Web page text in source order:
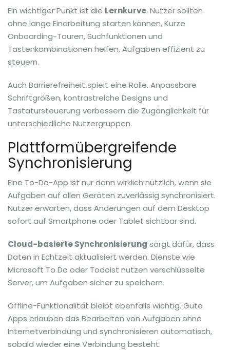
Ein wichtiger Punkt ist die Lernkurve. Nutzer sollten
ohne lange Einarbeitung starten können. Kurze
Onboarding-Touren, Suchfunktionen und
Tastenkombinationen helfen, Aufgaben effizient zu
steuern.
Auch Barrierefreiheit spielt eine Rolle. Anpassbare
Schriftgrößen, kontrastreiche Designs und
Tastatursteuerung verbessern die Zugänglichkeit für
unterschiedliche Nutzergruppen.
Plattformübergreifende
Synchronisierung
Eine To-Do-App ist nur dann wirklich nützlich, wenn sie
Aufgaben auf allen Geräten zuverlässig synchronisiert.
Nutzer erwarten, dass Änderungen auf dem Desktop
sofort auf Smartphone oder Tablet sichtbar sind.
Cloud-basierte Synchronisierung sorgt dafür, dass
Daten in Echtzeit aktualisiert werden. Dienste wie
Microsoft To Do oder Todoist nutzen verschlüsselte
Server, um Aufgaben sicher zu speichern.
Offline-Funktionalität bleibt ebenfalls wichtig. Gute
Apps erlauben das Bearbeiten von Aufgaben ohne
Internetverbindung und synchronisieren automatisch,
sobald wieder eine Verbindung besteht.